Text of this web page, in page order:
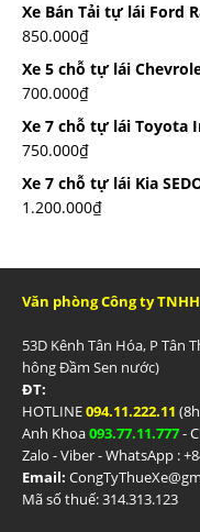
Xe Bán Tải tự lái Ford
850.000₫
Xe 5 chỗ tự lái
700.000₫
Xe 7 chỗ tự lái Toyota
750.000₫
Xe 7 chỗ tự lái Kia
1.200.000₫
Văn phòng Công ty
53D Kênh Tân Hóa, P Tân
hông Đầm Sen nước)
ĐT:
HOTLINE094.11.222.11
Anh Khoa093.77.11.777-
Zalo - Viber - WhatsApp :
Email:
Mã số thuế: 314.313.123